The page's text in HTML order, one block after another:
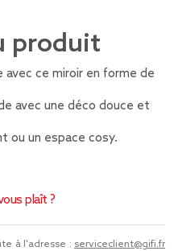
produit
ce miroir en forme de
avec une déco douce et
ou un espace cosy.
plaît ?
à l'adresse : serviceclient@gifi.fr